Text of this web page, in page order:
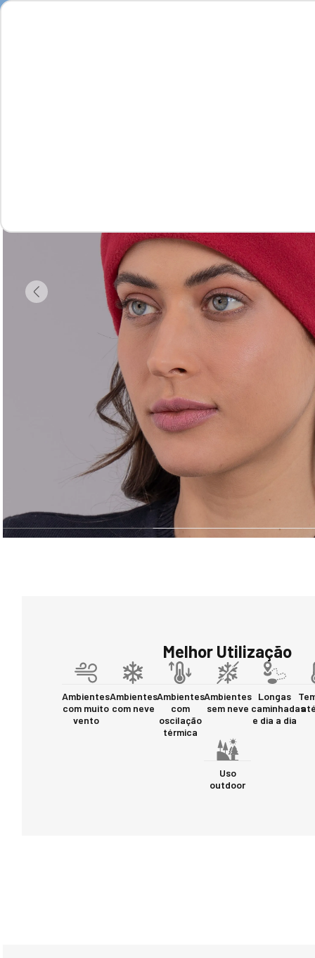
Melhor Utilização
Ambientes
com muito
vento
Ambientes
com neve
Ambientes
com
oscilação
térmica
Ambientes
sem neve
Longas
caminhadas
e dia a dia
Uso
outdoor